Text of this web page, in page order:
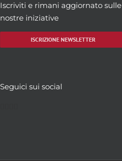
Iscriviti e rimani aggiornato sulle
nostre iniziative
ISCRIZIONE NEWSLETTER
Seguici sui social